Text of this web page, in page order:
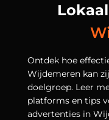
Ontdek hoe
Wijdemeren kan
doelgroep. Leer
platforms en tips
advertenties in